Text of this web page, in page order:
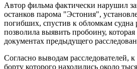
Автор фильма фактически нарушил
останков парома "Эстония",
погибших, спустив к обломкам судна
позволила выявить пробоину,
документах предыдущего
Согласно выводам расследователей,
борту которого находились около